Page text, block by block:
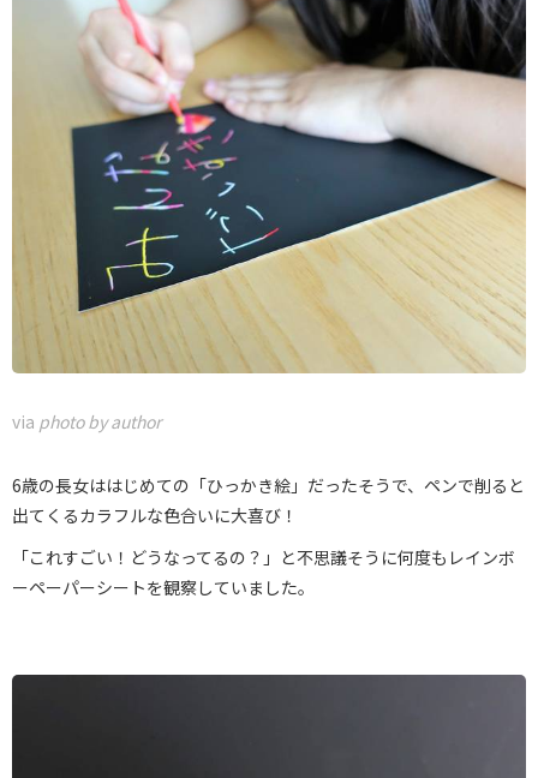
via photo by author
6歳の長女ははじめての「ひっかき絵」だったそうで、ペンで削ると
出てくるカラフルな色合いに大喜び！
「これすごい！どうなってるの？」と不思議そうに何度もレインボ
ーペーパーシートを観察していました。